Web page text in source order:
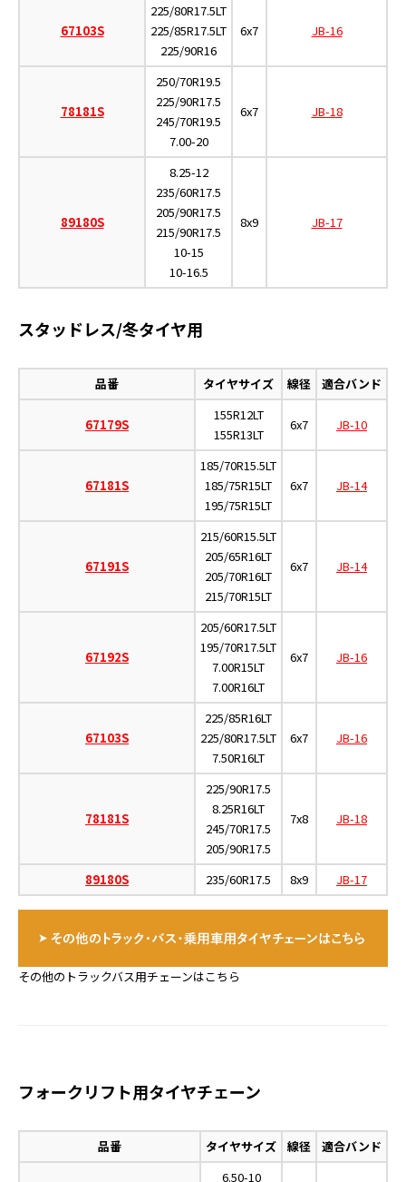
67103S
225/80R17.5LT
225/85R17.5LT
225/90R16
6x7 JB-16
78181S
250/70R19.5
225/90R17.5
245/70R19.5
7.00-20
6x7 JB-18
89180S
8.25-12
235/60R17.5
205/90R17.5
215/90R17.5
10-15
10-16.5
8x9 JB-17
スタッドレス/冬タイヤ用
品番 タイヤサイズ 線径 適合バンド
67179S
155R12LT
155R13LT
6x7 JB-10
67181S
185/70R15.5LT
185/75R15LT
195/75R15LT
6x7 JB-14
67191S
215/60R15.5LT
205/65R16LT
205/70R16LT
215/70R15LT
6x7 JB-14
67192S
205/60R17.5LT
195/70R17.5LT
7.00R15LT
7.00R16LT
6x7 JB-16
67103S
225/85R16LT
225/80R17.5LT
7.50R16LT
6x7 JB-16
78181S
225/90R17.5
8.25R16LT
245/70R17.5
205/90R17.5
7x8 JB-18
89180S 235/60R17.5 8x9 JB-17
その他のトラックバス用チェーンはこちら
フォークリフト用タイヤチェーン
品番 タイヤサイズ 線径 適合バンド
6.50-10